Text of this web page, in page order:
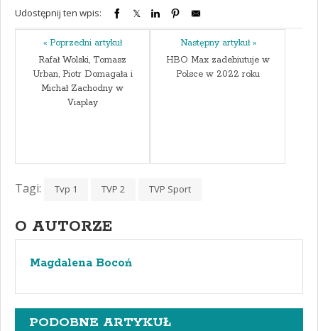
Udostępnij ten wpis:
« Poprzedni artykuł
Rafał Wolski, Tomasz
Urban, Piotr Domagała i
Michał Zachodny w
Viaplay
Następny artykuł »
HBO Max zadebiutuje w
Polsce w 2022 roku
Tagi: Tvp 1 TVP 2 TVP Sport
O AUTORZE
Magdalena Bocoń
PODOBNE ARTYKUŁ